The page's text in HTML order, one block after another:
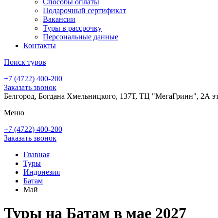
Подарочный сертификат
Вакансии
Туры в рассрочку
Персональные данные
Контакты
Поиск туров
+7 (4722) 400-200
Заказать звонок
Белгород, Богдана Хмельницкого, 137Т, ТЦ "МегаГринн", 2А
Меню
+7 (4722) 400-200
Заказать звонок
Главная
Туры
Индонезия
Батам
Май
Туры на Батам в мае 2027